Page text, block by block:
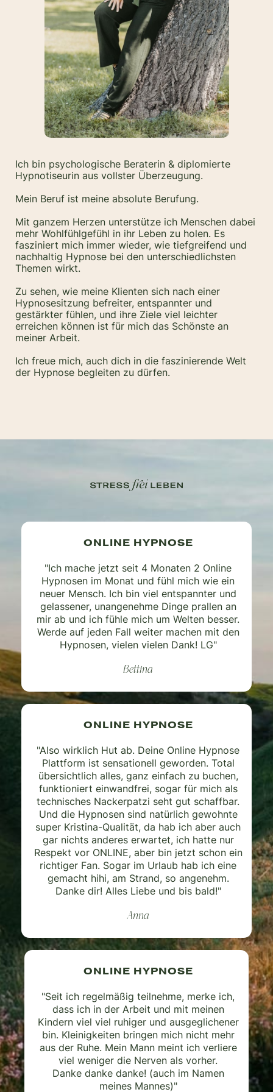
Ich bin psychologische Beraterin & diplomierte
Hypnotiseurin aus vollster Überzeugung.
Mein Beruf ist meine absolute Berufung.
Mit ganzem Herzen unterstütze ich Menschen dabei
mehr Wohlfühlgefühl in ihr Leben zu holen. Es
fasziniert mich immer wieder, wie tiefgreifend und
nachhaltig Hypnose bei den unterschiedlichsten
Themen wirkt.
Zu sehen, wie meine Klienten sich nach einer
Hypnosesitzung befreiter, entspannter und
gestärkter fühlen, und ihre Ziele viel leichter
erreichen können ist für mich das Schönste an
meiner Arbeit.
Ich freue mich, auch dich in die faszinierende Welt
der Hypnose begleiten zu dürfen.
ONLINE HYPNOSE
"Ich mache jetzt seit 4 Monaten 2 Online
Hypnosen im Monat und fühl mich wie ein
neuer Mensch. Ich bin viel entspannter und
gelassener, unangenehme Dinge prallen an
mir ab und ich fühle mich um Welten besser.
Werde auf jeden Fall weiter machen mit den
Hypnosen, vielen vielen Dank! LG"
Bettina
ONLINE HYPNOSE
"Also wirklich Hut ab. Deine Online Hypnose
Plattform ist sensationell geworden. Total
übersichtlich alles, ganz einfach zu buchen,
funktioniert einwandfrei, sogar für mich als
technisches Nackerpatzi seht gut schaffbar.
Und die Hypnosen sind natürlich gewohnte
super Kristina-Qualität, da hab ich aber auch
gar nichts anderes erwartet, ich hatte nur
Respekt vor ONLINE, aber bin jetzt schon ein
richtiger Fan. Sogar im Urlaub hab ich eine
gemacht hihi, am Strand, so angenehm.
Danke dir! Alles Liebe und bis bald!"
Anna
ONLINE HYPNOSE
"Seit ich regelmäßig teilnehme, merke ich,
dass ich in der Arbeit und mit meinen
Kindern viel viel ruhiger und ausgeglichener
bin. Kleinigkeiten bringen mich nicht mehr
aus der Ruhe. Mein Mann meint ich verliere
viel weniger die Nerven als vorher.
Danke danke danke! (auch im Namen
meines Mannes)"